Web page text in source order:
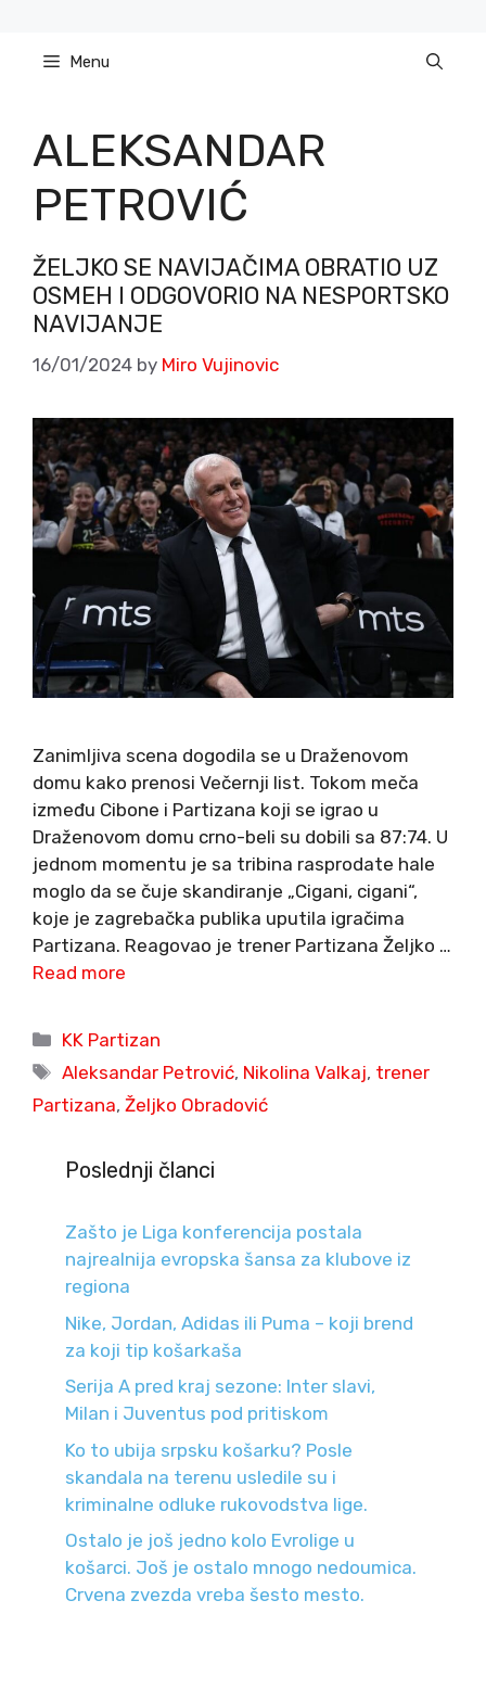
content Menu
ALEKSANDAR
PETROVIĆ
ŽELJKO SE NAVIJAČIMA OBRATIO UZ
OSMEH I ODGOVORIO NA NESPORTSKO
NAVIJANJE
16/01/2024 by Miro Vujinovic
Zanimljiva scena dogodila se u Draženovom
domu kako prenosi Večernji list. Tokom meča
između Cibone i Partizana koji se igrao u
Draženovom domu crno-beli su dobili sa 87:74. U
jednom momentu je sa tribina rasprodate hale
moglo da se čuje skandiranje „Cigani, cigani“,
koje je zagrebačka publika uputila igračima
Partizana. Reagovao je trener Partizana Željko …
Read more
Categories
KK Partizan
Tags
Aleksandar Petrović, Nikolina Valkaj, trener
Partizana, Željko Obradović
Poslednji članci
Zašto je Liga konferencija postala
najrealnija evropska šansa za klubove iz
regiona
Nike, Jordan, Adidas ili Puma – koji brend
za koji tip košarkaša
Serija A pred kraj sezone: Inter slavi,
Milan i Juventus pod pritiskom
Ko to ubija srpsku košarku? Posle
skandala na terenu usledile su i
kriminalne odluke rukovodstva lige.
Ostalo je još jedno kolo Evrolige u
košarci. Još je ostalo mnogo nedoumica.
Crvena zvezda vreba šesto mesto.